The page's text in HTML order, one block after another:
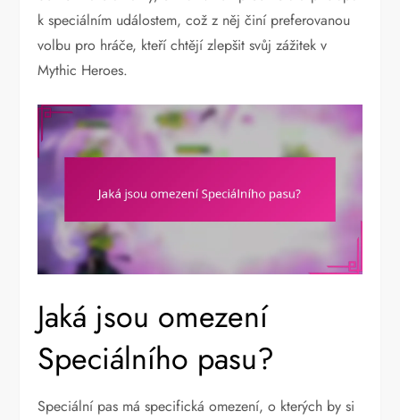
k speciálním událostem, což z něj činí preferovanou
volbu pro hráče, kteří chtějí zlepšit svůj zážitek v
Mythic Heroes.
Jaká jsou omezení
Speciálního pasu?
Speciální pas má specifická omezení, o kterých by si